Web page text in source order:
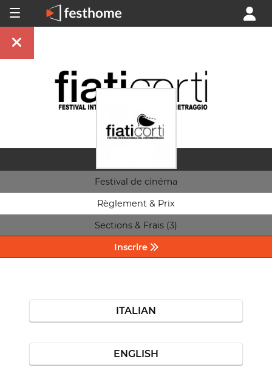
Festival de cinéma
Règlement & Prix
Sections & Frais (3)
Inscrire
ITALIAN
ENGLISH